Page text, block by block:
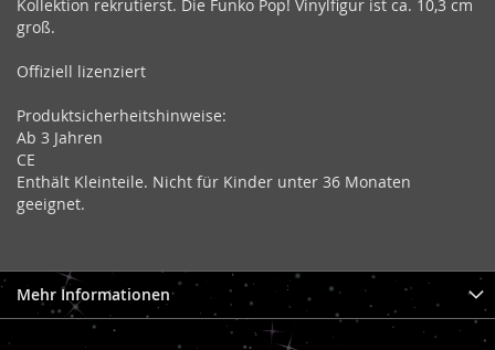
Kollektion rekrutierst. Die Funko Pop! Vinylfigur ist ca. 10,3 cm
groß.
Offiziell lizenziert
Produktsicherheitshinweise:
Ab 3 Jahren
CE
Enthält Kleinteile. Nicht für Kinder unter 36 Monaten
geeignet.
Mehr Informationen